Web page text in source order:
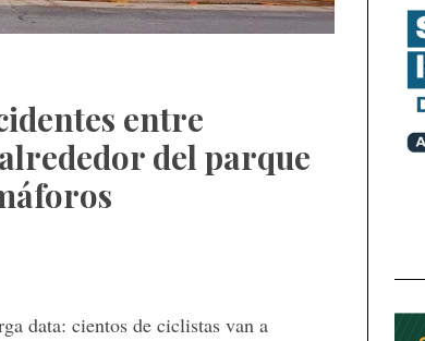
entre
del parque
data: cientos de ciclistas van a